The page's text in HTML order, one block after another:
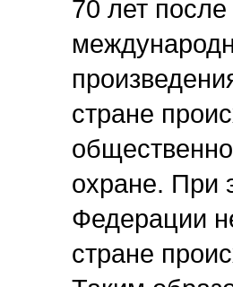
70 лет после
стране
охране. При
Федерации
стране